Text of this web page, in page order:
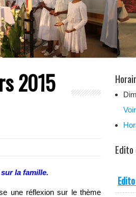
2015
sur la famille.
une réflexion sur le thème
Edito